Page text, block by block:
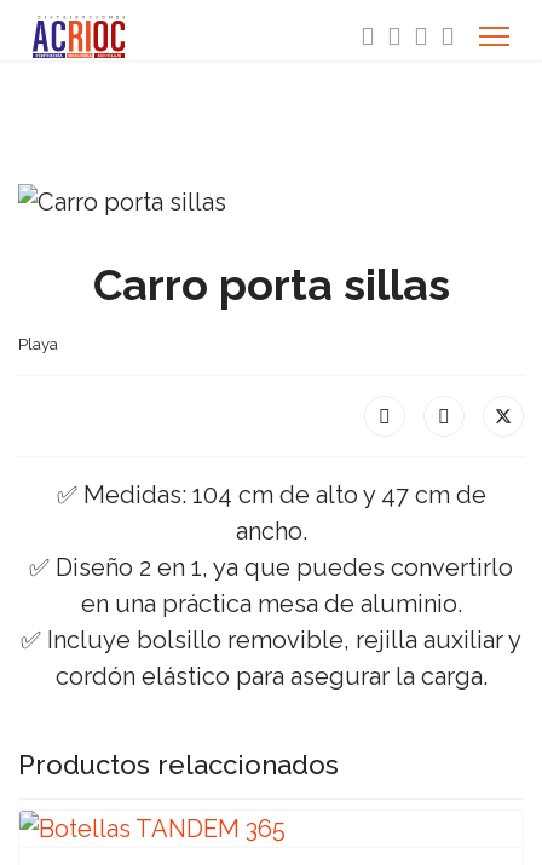
Carro porta sillas
Playa
✅ Medidas: 104 cm de alto y 47 cm de
ancho.
✅ Diseño 2 en 1, ya que puedes convertirlo
en una práctica mesa de aluminio.
✅ Incluye bolsillo removible, rejilla auxiliar y
cordón elástico para asegurar la carga.
Productos relaccionados